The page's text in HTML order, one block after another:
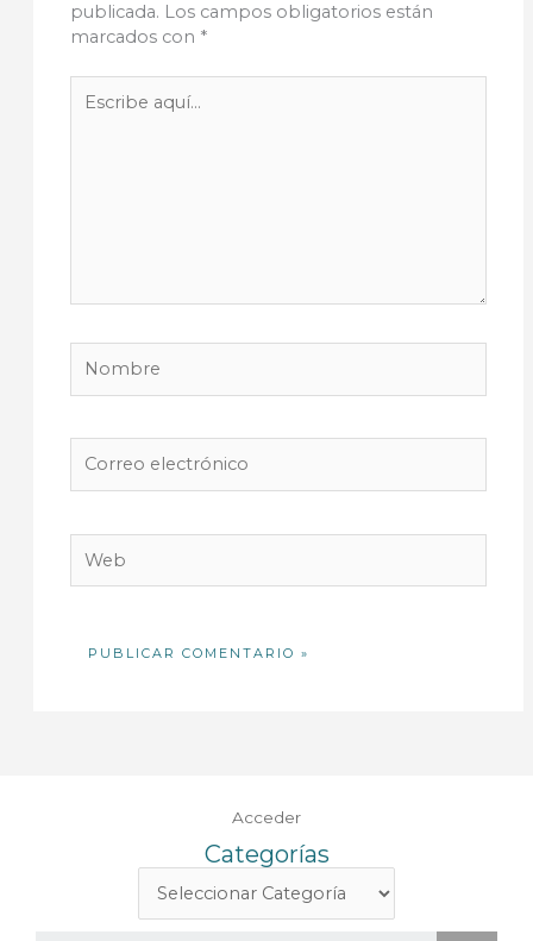
publicada. Los campos obligatorios están
marcados con *
aquí...
electrónico
Acceder
Categorías